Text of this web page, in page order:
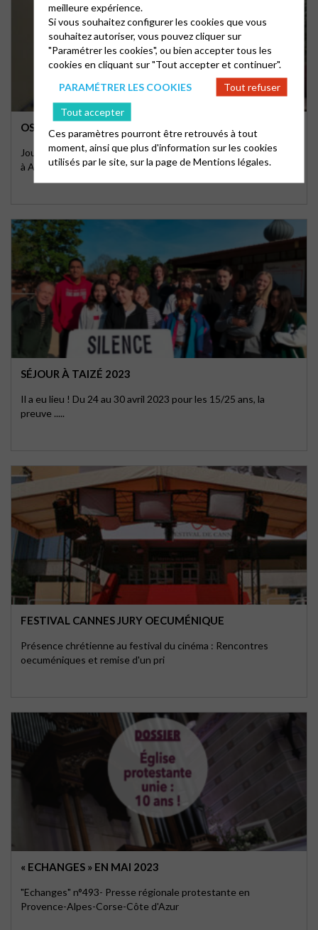
OSER PRÉPARER L’AVENIR ENSEMBLE
Journée consistoriale de l'Arc phocéen, dimanche 18 juin 2023
à Aubagne
SÉJOUR À TAIZÉ 2023
Il a eu lieu ! Du 24 au 30 avril 2023 pour les 15/25 ans, la
preuve .....
FESTIVAL CANNES JURY OECUMÉNIQUE
Présence chrétienne au festival du cinéma : Rencontres
oecuméniques et remise d'un pri
« ECHANGES » EN MAI 2023
"Echanges" n°493- Presse régionale protestante en
Provence-Alpes-Corse-Côte d'Azur
meilleure expérience.
Si vous souhaitez configurer les cookies que vous
souhaitez autoriser, vous pouvez cliquer sur
"Paramétrer les cookies", ou bien accepter tous les
cookies en cliquant sur "Tout accepter et continuer".
PARAMÉTRER LES COOKIES
Tout refuser
Tout accepter
Ces paramètres pourront être retrouvés à tout
moment, ainsi que plus d'information sur les cookies
utilisés par le site, sur la page deMentions légales.